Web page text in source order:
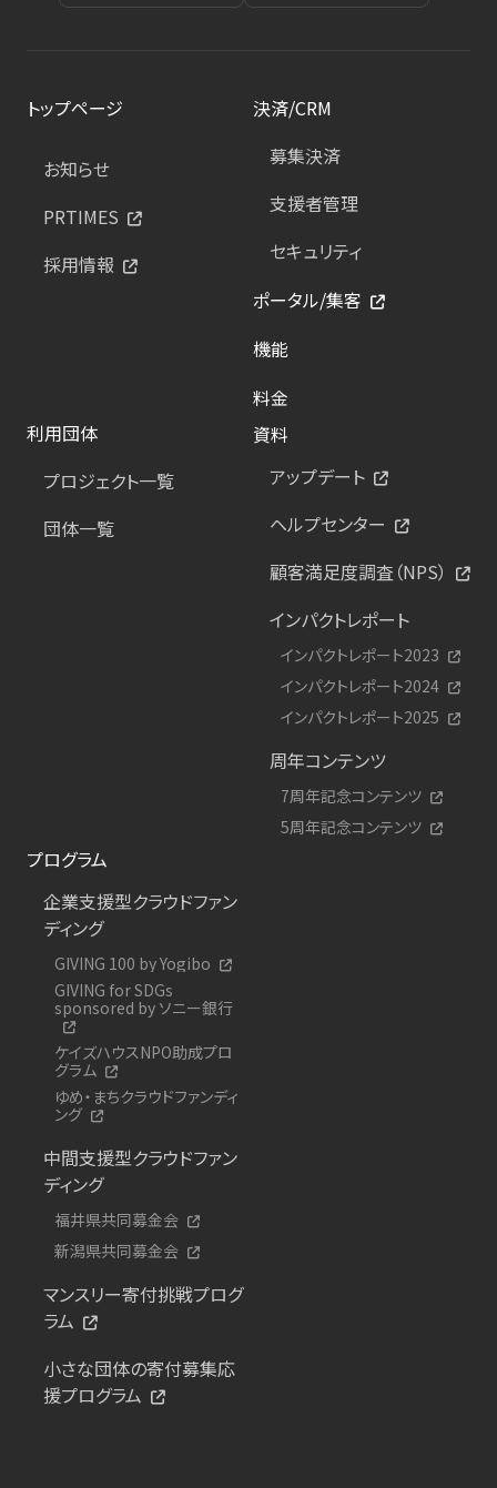
トップページ
お知らせ
PRTIMES
採用情報
決済/CRM
募集決済
支援者管理
セキュリティ
ポータル/集客
機能
料金
利用団体
プロジェクト一覧
団体一覧
資料
アップデート
ヘルプセンター
顧客満足度調査（NPS）
インパクトレポート
インパクトレポート2023
インパクトレポート2024
インパクトレポート2025
周年コンテンツ
7周年記念コンテンツ
5周年記念コンテンツ
プログラム
企業支援型クラウドファン
ディング
GIVING 100 by Yogibo
GIVING for SDGs
sponsored by ソニー銀行
ケイズハウスNPO助成プロ
グラム
ゆめ・まちクラウドファンディ
ング
中間支援型クラウドファン
ディング
福井県共同募金会
新潟県共同募金会
マンスリー寄付挑戦プログ
ラム
小さな団体の寄付募集応
援プログラム